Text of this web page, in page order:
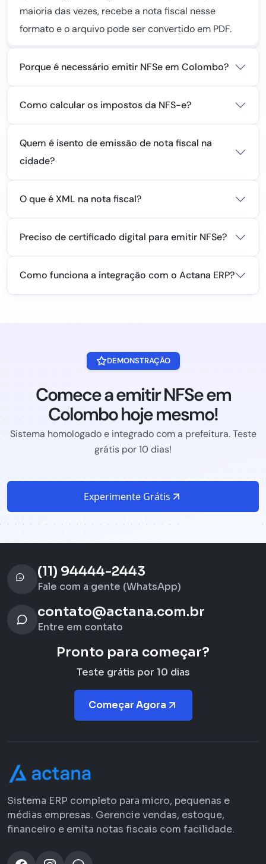
maioria das vezes, recebe a nota fiscal nesse
formato e o arquivo pode ser convertido em PDF.
Porque é necessário emitir NFSe em Colombo?
Como calcular os impostos da NFS-e?
Quem é isento de emissão de nota fiscal na
cidade?
O que é XML na nota fiscal?
Preciso de certificado digital para emitir NFSe?
Como funciona a integração com o Actana ERP?
DEMONSTRAÇÃO
Comece a emitir NFSe em
Colombo hoje mesmo!
Sistema homologado e integrado com a prefeitura. Teste
grátis por 10 dias!
Experimente Grátis
(11) 94444-2443
Fale com a gente (WhatsApp)
contato@actana.com.br
Entre em contato
Pronto para começar?
Teste grátis por 10 dias
Começar Agora
Sistema ERP completo para micro, pequenas e
médias empresas. Gerencie vendas, estoque,
financeiro e emita notas fiscais com facilidade.